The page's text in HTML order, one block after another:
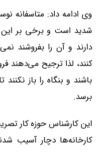
وی ادامه داد: متاسفانه
شدید است و برخی بر این
دارند و آن را بفروشند
کنند، لذا ترجیح می‌دهند
باشند و بنگاه را باز
برسد.
این کارشناس حوزه کار
کارخانه‌ها دچار آسیب